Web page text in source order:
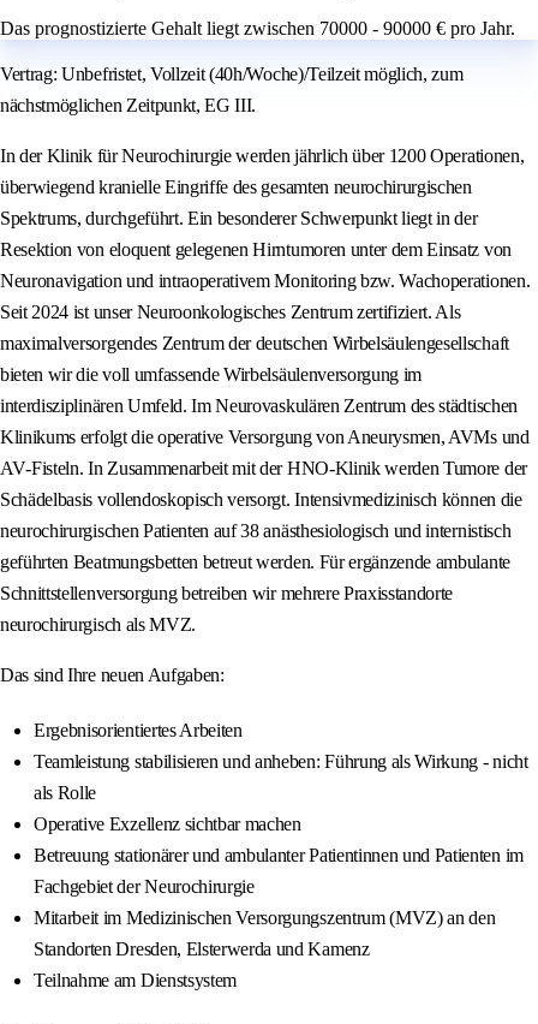
Das prognostizierte Gehalt liegt zwischen 70000 - 90000 € pro Jahr.
Vertrag: Unbefristet, Vollzeit (40h/Woche)/Teilzeit möglich, zum
nächstmöglichen Zeitpunkt, EG III.
In der Klinik für Neurochirurgie werden jährlich über 1200 Operationen,
überwiegend kranielle Eingriffe des gesamten neurochirurgischen
Spektrums, durchgeführt. Ein besonderer Schwerpunkt liegt in der
Resektion von eloquent gelegenen Hirntumoren unter dem Einsatz von
Neuronavigation und intraoperativem Monitoring bzw. Wachoperationen.
Seit 2024 ist unser Neuroonkologisches Zentrum zertifiziert. Als
maximalversorgendes Zentrum der deutschen Wirbelsäulengesellschaft
bieten wir die voll umfassende Wirbelsäulenversorgung im
interdisziplinären Umfeld. Im Neurovaskulären Zentrum des städtischen
Klinikums erfolgt die operative Versorgung von Aneurysmen, AVMs und
AV‑Fisteln. In Zusammenarbeit mit der HNO‑Klinik werden Tumore der
Schädelbasis vollendoskopisch versorgt. Intensivmedizinisch können die
neurochirurgischen Patienten auf 38 anästhesiologisch und internistisch
geführten Beatmungsbetten betreut werden. Für ergänzende ambulante
Schnittstellenversorgung betreiben wir mehrere Praxisstandorte
neurochirurgisch als MVZ.
Das sind Ihre neuen Aufgaben:
Ergebnisorientiertes Arbeiten
Teamleistung stabilisieren und anheben: Führung als Wirkung - nicht
als Rolle
Operative Exzellenz sichtbar machen
Betreuung stationärer und ambulanter Patientinnen und Patienten im
Fachgebiet der Neurochirurgie
Mitarbeit im Medizinischen Versorgungszentrum (MVZ) an den
Standorten Dresden, Elsterwerda und Kamenz
Teilnahme am Dienstsystem